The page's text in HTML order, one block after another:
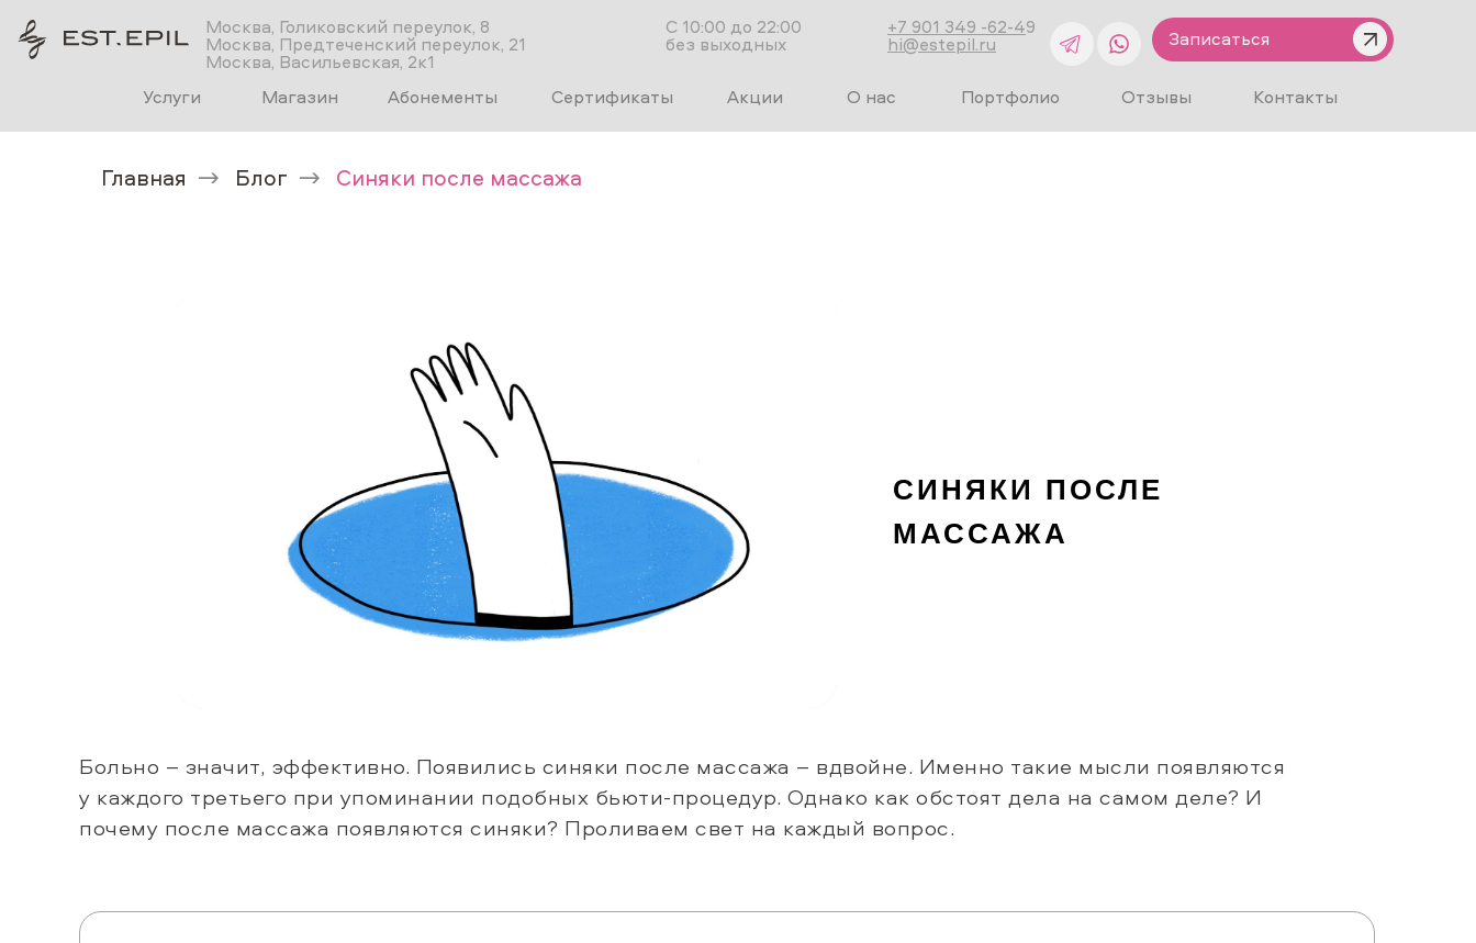
Услуги Магазин Абонементы Сертификаты Акции Портфолио Отзывы Контакты
О нас
Записаться
Москва, Голиковский переулок, 8
Москва, Предтеченский переулок, 21
Москва, Васильевская, 2к1
С 10:00 до 22:00
без выходных
+7 901 349 -62-49
hi@estepil.ru
Главная → Блог → Синяки после массажа
СИНЯКИ ПОСЛЕ
МАССАЖА
Больно – значит, эффективно. Появились синяки после массажа – вдвойне. Именно такие мысли появляются
у каждого третьего при упоминании подобных бьюти-процедур. Однако как обстоят дела на самом деле? И
почему после массажа появляются синяки? Проливаем свет на каждый вопрос.